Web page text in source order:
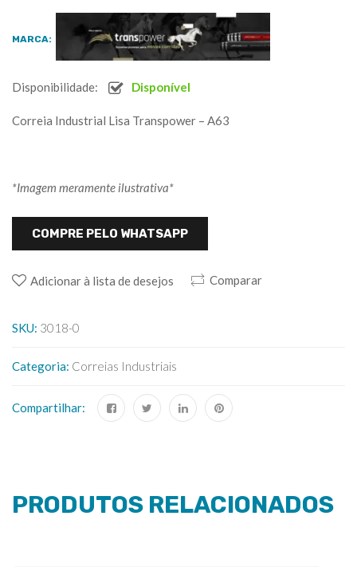
MARCA:
Disponibilidade: Disponível
Correia Industrial Lisa Transpower – A63
*Imagem meramente ilustrativa*
COMPRE PELO WHATSAPP
Adicionar à lista de desejos Comparar
SKU: 3018-0
Categoria: Correias Industriais
Compartilhar:
PRODUTOS RELACIONADOS